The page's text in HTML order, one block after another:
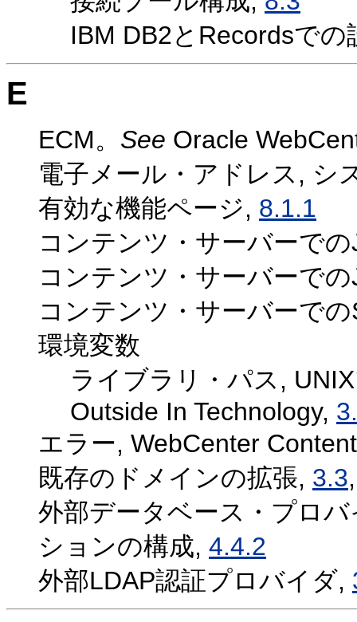
IBM DB2とRecordsで
E
ECM。 See Oracle
電子メール・アドレス, シ
有効な機能ページ, 8.1.1
コンテンツ・サーバーで
コンテンツ・サーバーで
コンテンツ・サーバーで
環境変数
ライブラリ・パス,
Outside In Technology,
エラー, WebCenter
既存のドメインの拡張, 3.3
外部データベース・プロ
ションの構成, 4.4.2
外部LDAP認証プロバイダ,